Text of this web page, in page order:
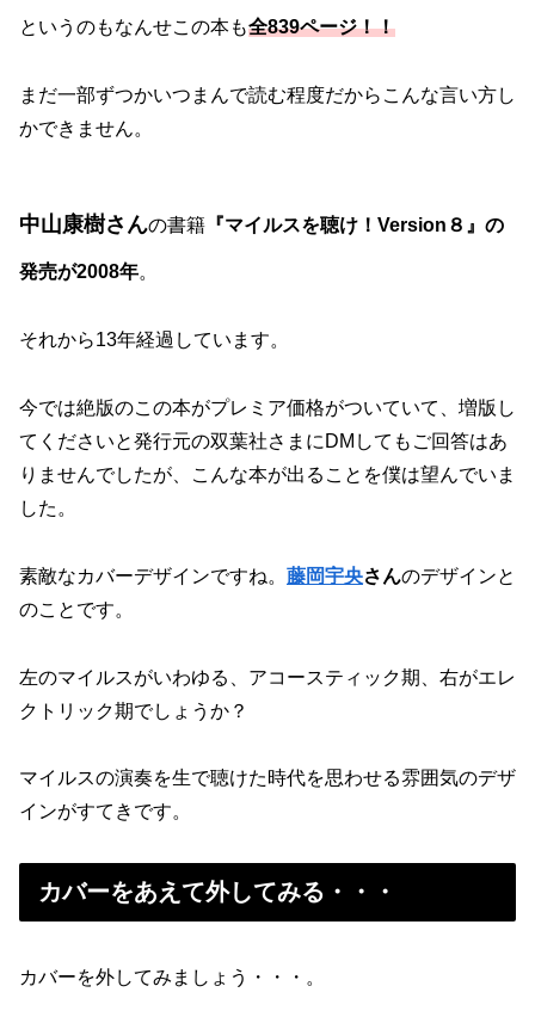
というのもなんせこの本も全839ページ！！
まだ一部ずつかいつまんで読む程度だからこんな言い方し
かできません。
中山康樹さんの書籍 『マイルスを聴け！Version８』の
発売が2008年。
それから13年経過しています。
今では絶版のこの本がプレミア価格がついていて、増版し
てくださいと発行元の双葉社さまにDMしてもご回答はあ
りませんでしたが、こんな本が出ることを僕は望んでいま
した。
素敵なカバーデザインですね。 藤岡宇央さんのデザインと
のことです。
左のマイルスがいわゆる、アコースティック期、右がエレ
クトリック期でしょうか？
マイルスの演奏を生で聴けた時代を思わせる雰囲気のデザ
インがすてきです。
カバーをあえて外してみる・・・
カバーを外してみましょう・・・。